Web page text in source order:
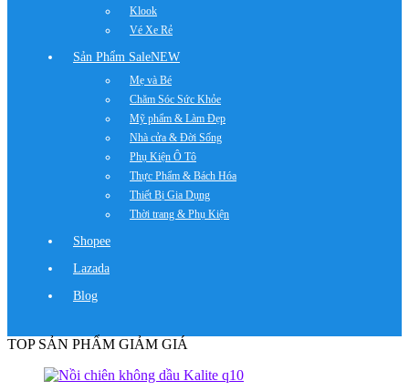
Klook
Vé Xe Rẻ
Sản Phẩm SaleNEW
Mẹ và Bé
Chăm Sóc Sức Khỏe
Mỹ phẩm & Làm Đẹp
Nhà cửa & Đời Sống
Phụ Kiện Ô Tô
Thực Phẩm & Bách Hóa
Thiết Bị Gia Dụng
Thời trang & Phụ Kiện
Shopee
Lazada
Blog
TOP SẢN PHẨM GIẢM GIÁ